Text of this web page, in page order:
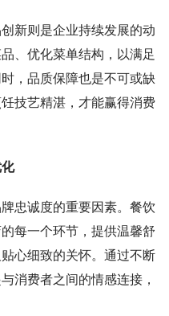
新则是企业持续发展的动
、优化菜单结构，以满足
，品质保障也是不可或缺
技艺精湛，才能赢得消费
忠诚度的重要因素。餐饮
每一个环节，提供温馨舒
心细致的关怀。通过不断
消费者之间的情感连接，